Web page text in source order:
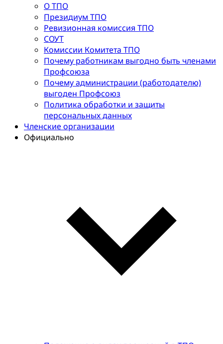
О ТПО
Президиум ТПО
Ревизионная комиссия ТПО
СОУТ
Комиссии Комитета ТПО
Почему работникам выгодно быть членами
Профсоюза
Почему администрации (работодателю)
выгоден Профсоюз
Политика обработки и защиты
персональных данных
Членские организации
Официально